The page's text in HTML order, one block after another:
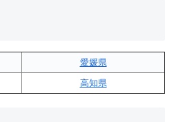
愛媛県
高知県